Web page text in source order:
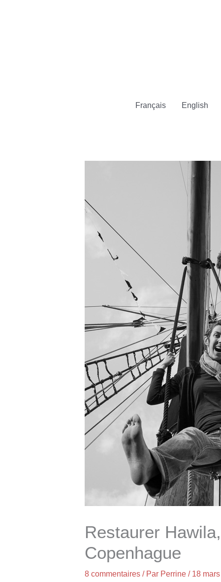
Français English
Restaurer
Copenhague
8 commentaires / Par Perrine / 18